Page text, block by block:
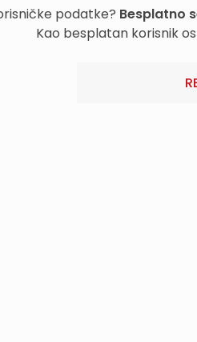
podatke? Besplatno
Kao besplatan korisnik